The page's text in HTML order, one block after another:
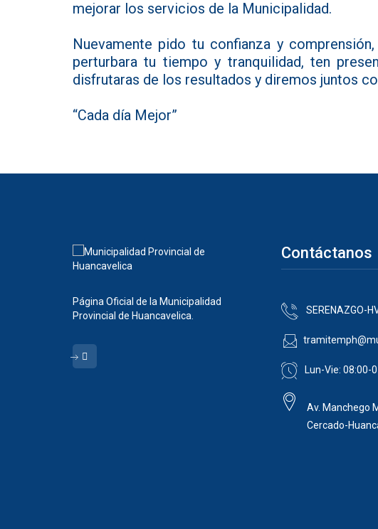
mejorar los servicios de la Municipalidad.
Nuevamente pido tu confianza y
perturbara tu tiempo y tranquilidad, ten
disfrutaras de los resultados y diremos juntos
“Cada día Mejor”
Página Oficial de la Municipalidad
Provincial de Huancavelica.
Contáctanos
SERENAZGO-
Lun-Vie: 08:00-
Av. Manchego
Cercado-